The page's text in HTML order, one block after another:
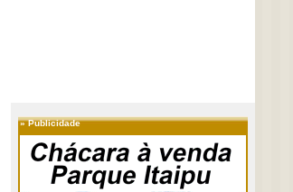
»Publicidade